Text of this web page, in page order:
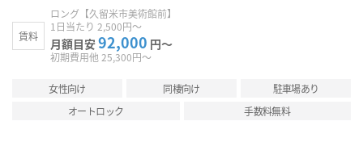
賃料
ロング【久留米市美術館前】
1日当たり 2,500円～
月額目安92,000 円～
初期費用他 25,300円～
女性向け 同棲向け
駐車場あり
オートロック
手数料無料